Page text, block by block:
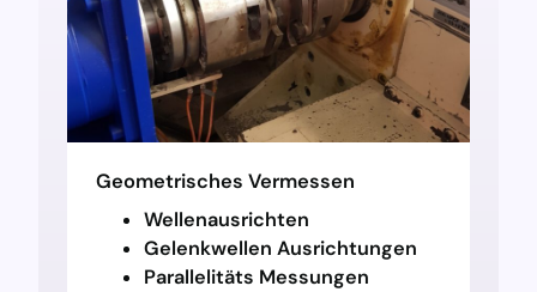
Geometrisches Vermessen
Wellenausrichten
Gelenkwellen Ausrichtungen
Parallelitäts Messungen